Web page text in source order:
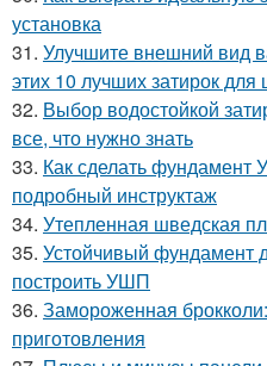
установка
31. Улучшите внешний вид
этих 10 лучших затирок для
32. Выбор водостойкой
все, что нужно знать
33. Как сделать фундамент
подробный инструктаж
34. Утепленная шведская
35. Устойчивый фундамент
построить УШП
36. Замороженная
приготовления